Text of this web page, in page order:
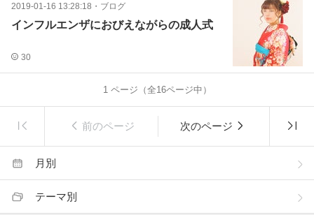
2019-01-16 13:28:18 ・ ブログ
インフルエンザにおびえながらの成人式
30
1ページ（全16ページ中）
前のページ 次のページ
月別
テーマ別